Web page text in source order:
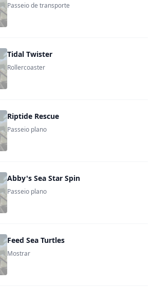
Passeio de transporte
Tidal Twister
Rollercoaster
Riptide Rescue
Passeio plano
Abby's Sea Star Spin
Passeio plano
Feed Sea Turtles
Mostrar